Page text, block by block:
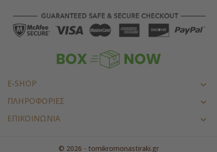
E-SHOP 
ΠΛΗΡΟΦΟΡΙΕΣ 
ΕΠΙΚΟΙΝΩΝΊΑ 
© 2026 - tomikromonastiraki.gr